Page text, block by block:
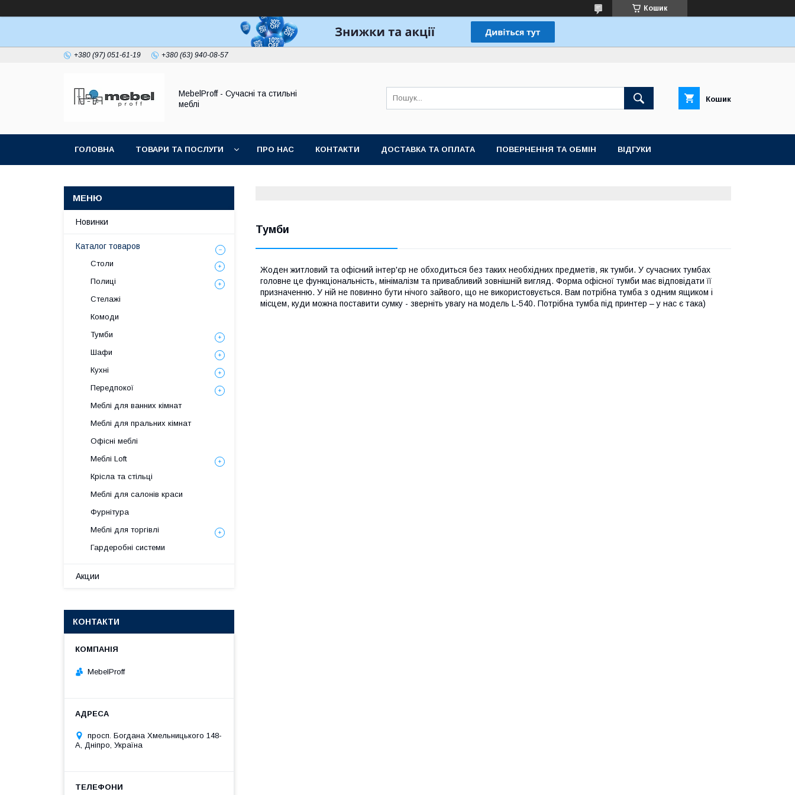
Кошик
+380 (97) 051-61-19 +380 (63) 940-08-57
MebelProff - Сучасні та стильні
меблі
Кошик
ГОЛОВНА ТОВАРИ ТА ПОСЛУГИ ПРО НАС КОНТАКТИ ДОСТАВКА ТА ОПЛАТА ПОВЕРНЕННЯ ТА ОБМІН ВІДГУКИ
Тумби
Жоден житловий та офісний інтер'єр не обходиться без таких необхідних предметів, як тумби. У сучасних тумбах
головне це функціональність, мінімалізм та привабливий зовнішній вигляд. Форма офісної тумби має відповідати її
призначенню. У ній не повинно бути нічого зайвого, що не використовується. Вам потрібна тумба з одним ящиком і
місцем, куди можна поставити сумку - зверніть увагу на модель L-540. Потрібна тумба під принтер – у нас є така)
Новинки
Каталог товаров
Столи
Полиці
Стелажі
Комоди
Тумби
Шафи
Кухні
Передпокої
Меблі для ванних кімнат
Меблі для пральних кімнат
Офісні меблі
Меблі Loft
Крісла та стільці
Меблі для салонів краси
Фурнітура
Меблі для торгівлі
Гардеробні системи
Акции
КОНТАКТИ
MebelProff
просп. Богдана Хмельницького 148-
А, Дніпро, Україна